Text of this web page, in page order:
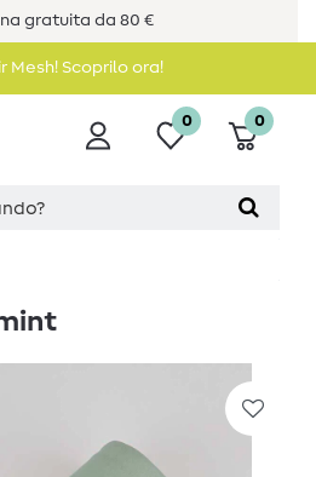
gratuita da 80 €
Mesh! Scoprilo ora!
0 0